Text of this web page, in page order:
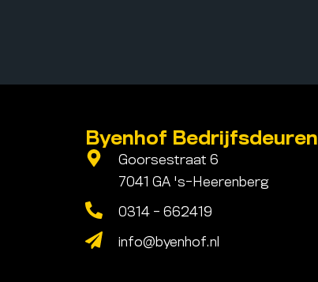
Byenhof Bedrijfsdeuren
Goorsestraat 6
7041 GA 's-Heerenberg
0314 - 662419
info@byenhof.nl